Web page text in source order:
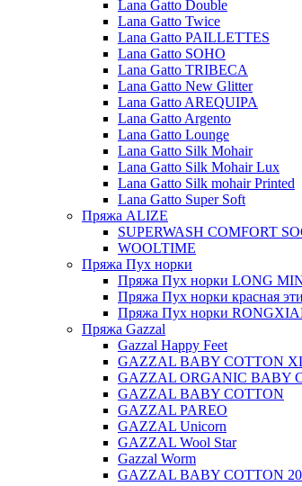
Lana Gatto Double
Lana Gatto Twice
Lana Gatto PAILLETTES
Lana Gatto SOHO
Lana Gatto TRIBECA
Lana Gatto New Glitter
Lana Gatto AREQUIPA
Lana Gatto Argento
Lana Gatto Lounge
Lana Gatto Silk Mohair
Lana Gatto Silk Mohair Lux
Lana Gatto Silk mohair Printed
Lana Gatto Super Soft
Пряжа ALIZE
SUPERWASH COMFORT
WOOLTIME
Пряжа Пух норки
Пряжа Пух норки LONG
Пряжа Пух норки красная
Пряжа Пух норки
Пряжа Gazzal
Gazzal Happy Feet
GAZZAL BABY COTTON
GAZZAL ORGANIC BABY
GAZZAL BABY COTTON
GAZZAL PAREO
GAZZAL Unicorn
GAZZAL Wool Star
Gazzal Worm
GAZZAL BABY COTTON